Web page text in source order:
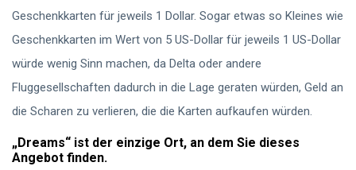
Geschenkkarten für jeweils 1 Dollar. Sogar etwas so Kleines wie
Geschenkkarten im Wert von 5 US-Dollar für jeweils 1 US-Dollar
würde wenig Sinn machen, da Delta oder andere
Fluggesellschaften dadurch in die Lage geraten würden, Geld an
die Scharen zu verlieren, die die Karten aufkaufen würden.
„Dreams“ ist der einzige Ort, an dem Sie dieses
Angebot finden.